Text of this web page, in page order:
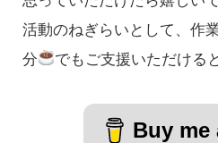
活動のねぎらいとして、作
分
でもご支援いただける
Buy me